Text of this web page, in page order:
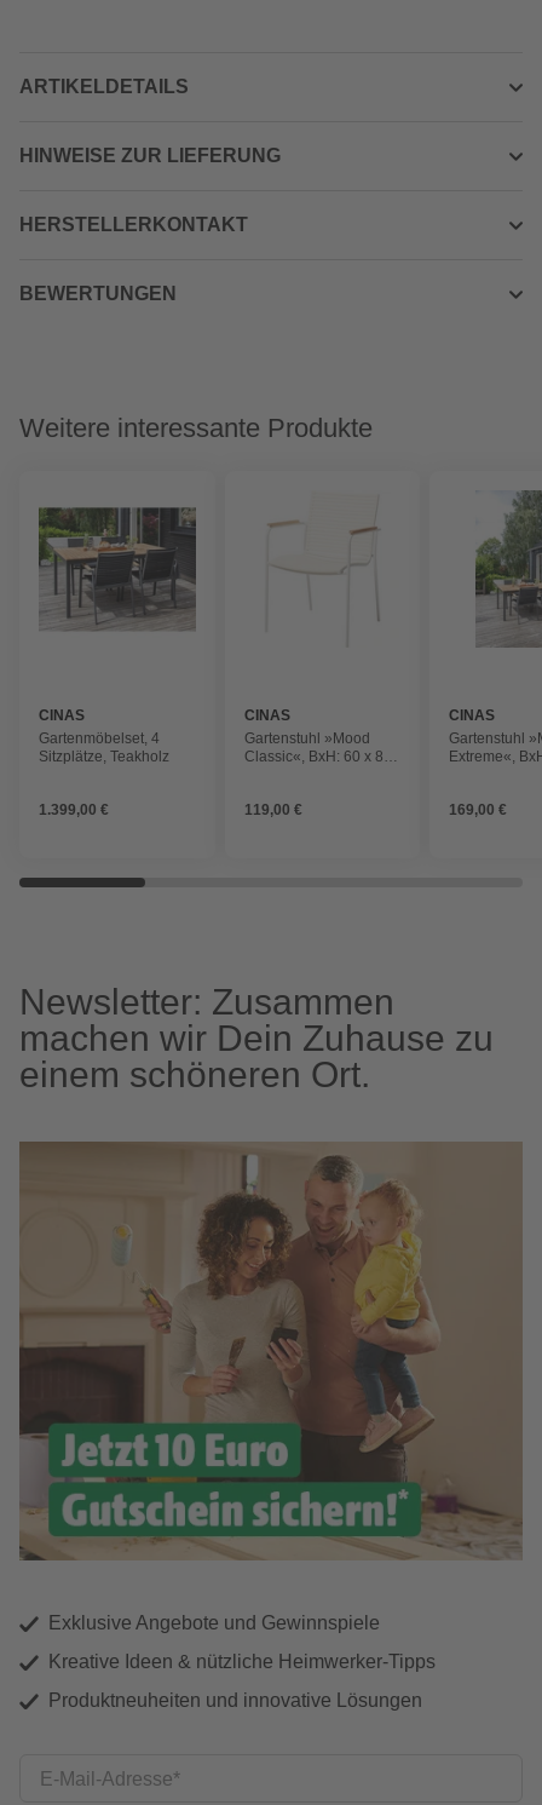
ARTIKELDETAILS
HINWEISE ZUR LIEFERUNG
HERSTELLERKONTAKT
BEWERTUNGEN
Weitere interessante Produkte
CINAS
Gartenmöbelset, 4
Sitzplätze, Teakholz
1.399,00 €
CINAS
Gartenstuhl »Mood
Classic«, BxH: 60 x 84
119,00 €
CINAS
Gartenstuhl
Extreme«,
169,00 €
Newsletter: Zusammen
machen wir Dein Zuhause zu
einem schöneren Ort.
Exklusive Angebote und Gewinnspiele
Kreative Ideen & nützliche Heimwerker-Tipps
Produktneuheiten und innovative Lösungen
E-Mail-Adresse